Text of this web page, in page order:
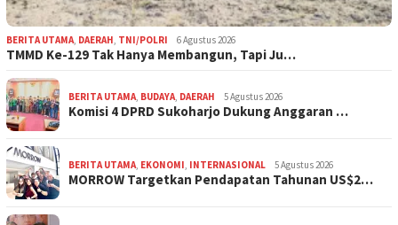
BERITA UTAMA DAERAH TNI/POLRI 6 Agustus 2026
TMMD Ke-129 Tak Hanya Membangun, Tapi Ju…
BERITA UTAMA BUDAYA DAERAH 5 Agustus 2026
Komisi 4 DPRD Sukoharjo Dukung Anggaran …
BERITA UTAMA EKONOMI INTERNASIONAL 5 Agustus 2026
MORROW Targetkan Pendapatan Tahunan US$2…